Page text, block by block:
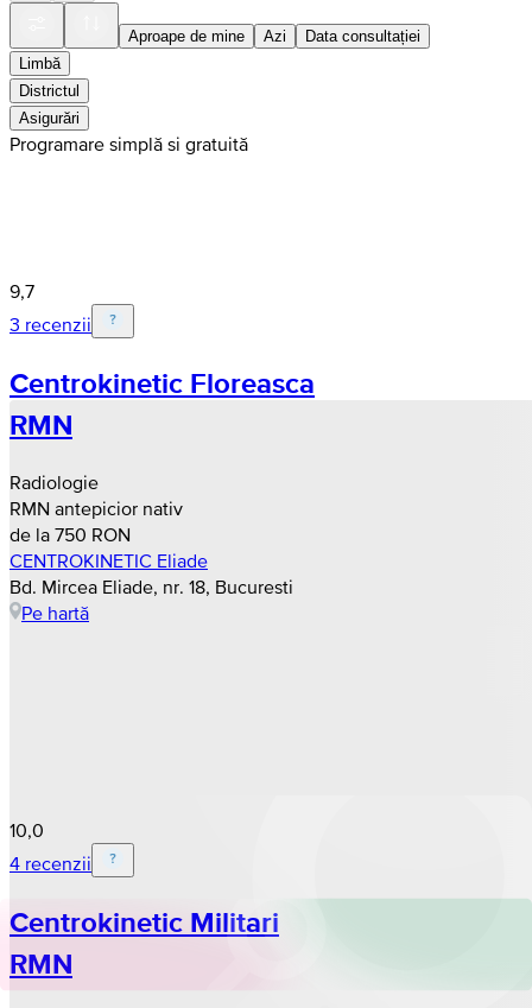
Aproape de mine Azi
Data consultației
Limbă
Districtul
Asigurări
Programare simplă si gratuită
9,7
3 recenzii
Centrokinetic Floreasca
RMN
Radiologie
RMN antepicior nativ
de la 750 RON
CENTROKINETIC Eliade
Bd. Mircea Eliade, nr. 18, Bucuresti
Pe hartă
10,0
4 recenzii
Centrokinetic Militari
RMN